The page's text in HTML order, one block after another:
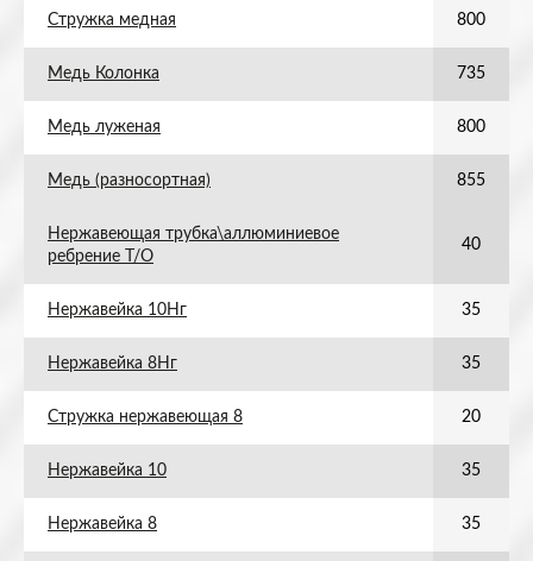
Стружка медная 800
Медь Колонка 735
Медь луженая 800
Медь (разносортная) 855
Нержавеющая трубка\аллюминиевое
ребрение Т/О
40
Нержавейка 10Нг 35
Нержавейка 8Нг 35
Стружка нержавеющая 8 20
Нержавейка 10 35
Нержавейка 8 35